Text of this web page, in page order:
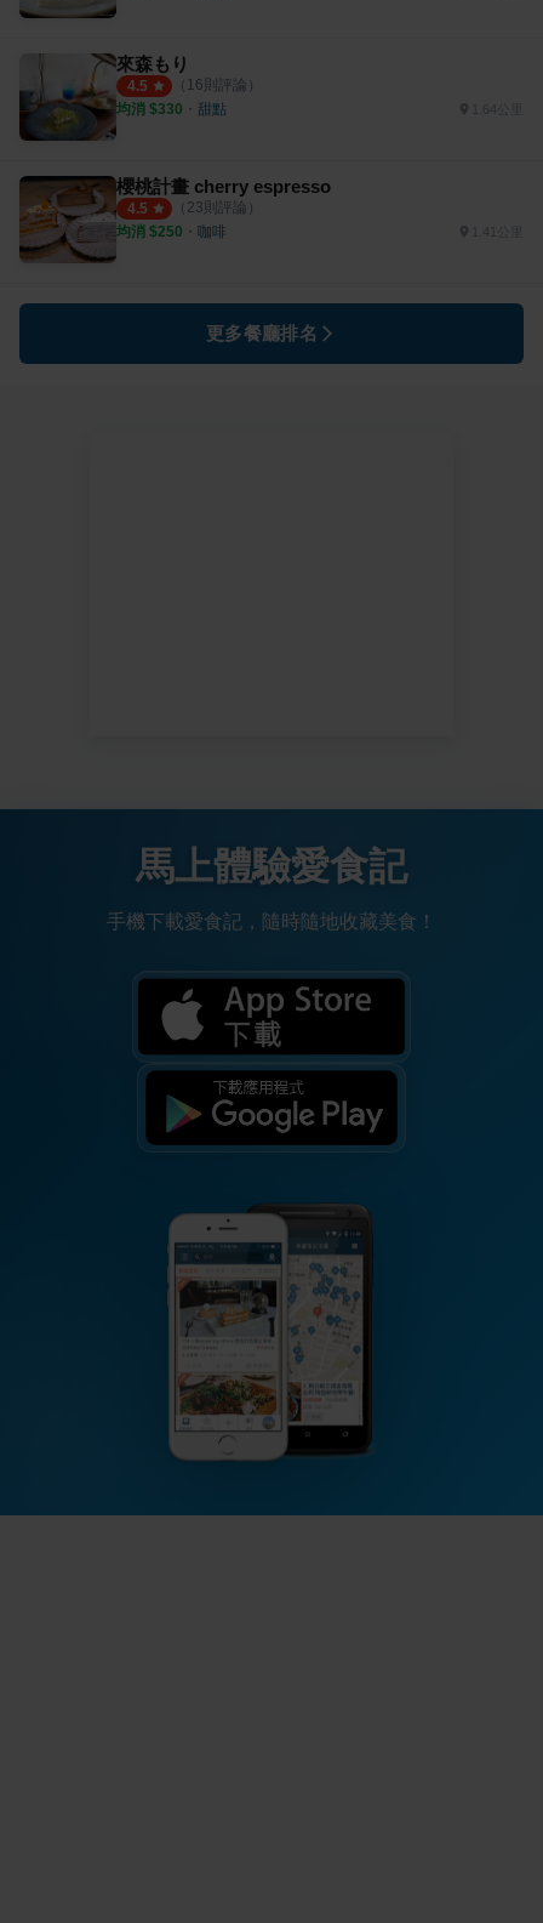
來森もり
4.5 （ 16則評論）
均消 $330 ・ 甜點 1.64公里
櫻桃計畫 cherry espresso
4.5 （ 23則評論）
均消 $250 ・ 咖啡 1.41公里
更多餐廳排名
馬上體驗愛食記
手機下載愛食記，隨時隨地收藏美食！